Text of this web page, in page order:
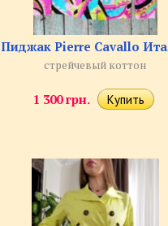
Пиджак Pierre Cavallo
стрейчевый коттон
1 300 грн.